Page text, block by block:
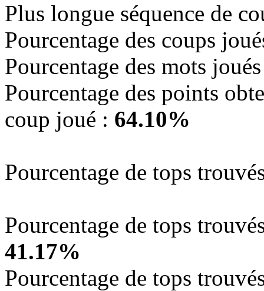
Plus longue séquence de
Pourcentage des coups
Pourcentage des mots
Pourcentage des points
coup joué : 64.10%
Pourcentage de tops
Pourcentage de tops
41.17%
Pourcentage de tops